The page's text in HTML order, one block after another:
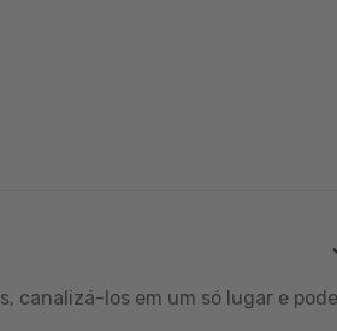
canalizá-los em um só lugar e